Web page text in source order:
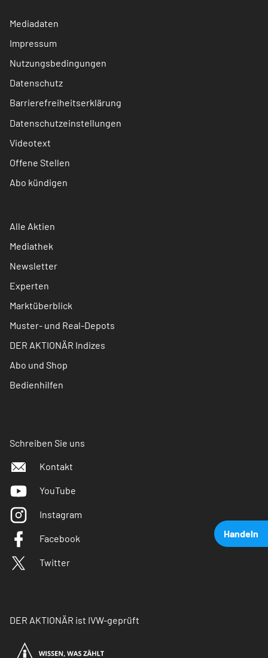
Handeln
Mediadaten
Impressum
Nutzungsbedingungen
Datenschutz
Barrierefreiheitserklärung
Datenschutzeinstellungen
Videotext
Offene Stellen
Abo kündigen
Alle Aktien
Mediathek
Newsletter
Experten
Marktüberblick
Muster- und Real-Depots
DER AKTIONÄR Indizes
Abo und Shop
Bedienhilfen
Schreiben Sie uns
Kontakt
YouTube
Instagram
Facebook
Twitter
DER AKTIONÄR ist IVW-geprüft